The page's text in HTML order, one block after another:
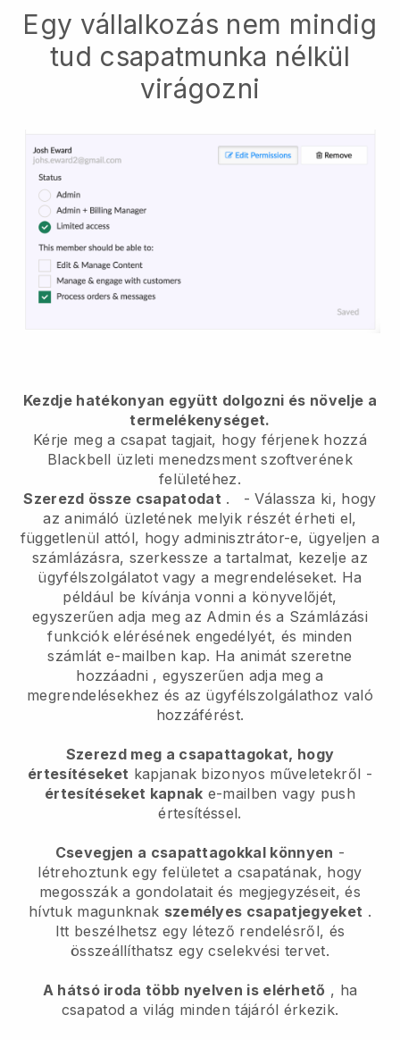
Egy vállalkozás nem mindig
tud csapatmunka nélkül
virágozni
Kezdje hatékonyan együtt dolgozni és növelje a
termelékenységet.
Kérje meg a csapat tagjait, hogy férjenek hozzá
Blackbell üzleti menedzsment szoftverének
felületéhez.
Szerezd össze csapatodat . -Válassza ki, hogy
az animáló üzletének melyik részét érheti el,
függetlenül attól, hogy adminisztrátor-e, ügyeljen a
számlázásra, szerkessze a tartalmat, kezelje az
ügyfélszolgálatot vagy a megrendeléseket. Ha
például be kívánja vonni a könyvelőjét,
egyszerűen adja meg az Admin és a Számlázási
funkciók elérésének engedélyét, és minden
számlát e-mailben kap. Ha animát szeretne
hozzáadni , egyszerűen adja meg a
megrendelésekhez és az ügyfélszolgálathoz való
hozzáférést.
Szerezd meg a csapattagokat, hogy
értesítéseket kapjanak bizonyos műveletekről -
értesítéseket kapnak e-mailben vagy push
értesítéssel.
Csevegjen a csapattagokkal könnyen -
létrehoztunk egy felületet a csapatának, hogy
megosszák a gondolatait és megjegyzéseit, és
hívtuk magunknak személyes csapatjegyeket .
Itt beszélhetsz egy létező rendelésről, és
összeállíthatsz egy cselekvési tervet.
A hátsó iroda több nyelven is elérhető , ha
csapatod a világ minden tájáról érkezik.